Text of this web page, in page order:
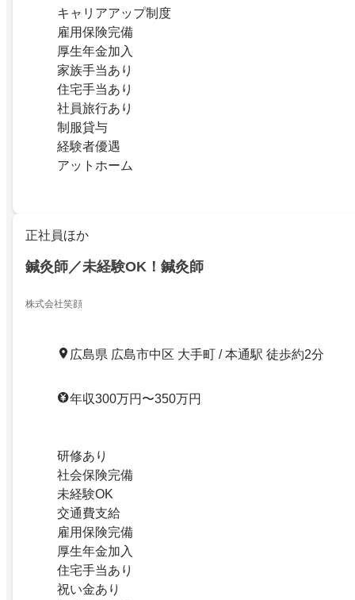
キャリアアップ制度
雇用保険完備
厚生年金加入
家族手当あり
住宅手当あり
社員旅行あり
制服貸与
経験者優遇
アットホーム
正社員ほか
鍼灸師／未経験OK！鍼灸師
株式会社笑顔
広島県 広島市中区 大手町 / 本通駅 徒歩約2分
年収300万円〜350万円
研修あり
社会保険完備
未経験OK
交通費支給
雇用保険完備
厚生年金加入
住宅手当あり
祝い金あり